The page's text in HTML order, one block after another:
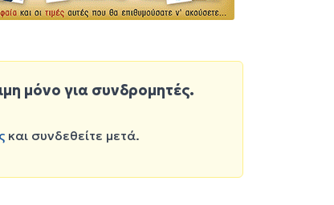
μόνο για συνδρομητές.
και συνδεθείτε μετά.